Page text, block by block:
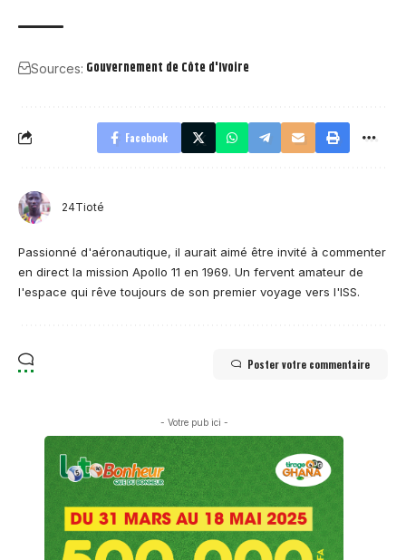
Sources: Gouvernement de Côte d'Ivoire
Facebook
24Tioté
Passionné d'aéronautique, il aurait aimé être invité à commenter
en direct la mission Apollo 11 en 1969. Un fervent amateur de
l'espace qui rêve toujours de son premier voyage vers l'ISS.
Poster votre commentaire
- Votre pub ici -